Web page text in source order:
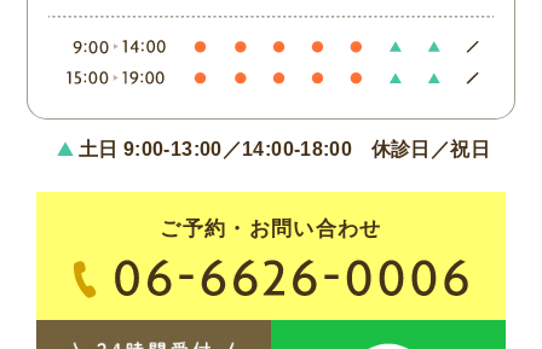
土日 9:00-13:00／14:00-18:00 休診日／祝日
ご予約・お問い合わせ